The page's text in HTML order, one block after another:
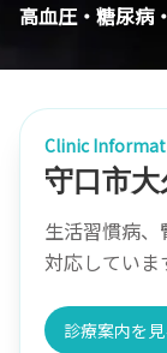
高血圧・糖尿病
Clinic
守口市
生活習慣病
対応していま
診療案内を見